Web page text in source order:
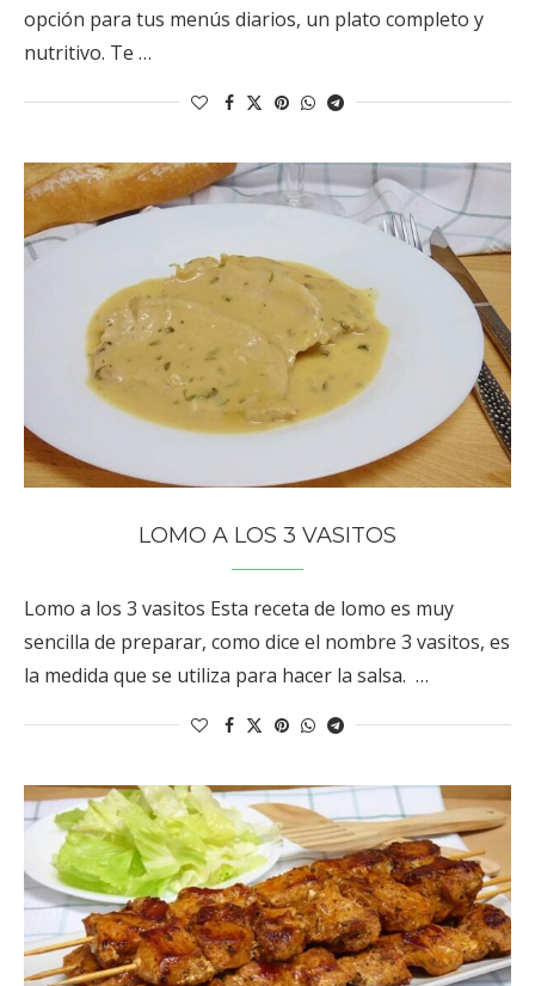
opción para tus menús diarios, un plato completo y
nutritivo. Te …
LOMO A LOS 3 VASITOS
Lomo a los 3 vasitos Esta receta de lomo es muy
sencilla de preparar, como dice el nombre 3 vasitos, es
la medida que se utiliza para hacer la salsa. …